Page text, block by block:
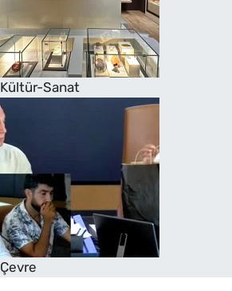
Kültür-Sanat
Çevre